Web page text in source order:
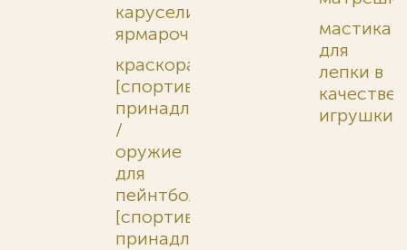
карусели
ярмарочные
краскораспылители
[спортивные
принадлежности]
/
оружие
для
пейнтбола
[спортивные
принадлежности]
мастика
для
лепки в
качестве
игрушки